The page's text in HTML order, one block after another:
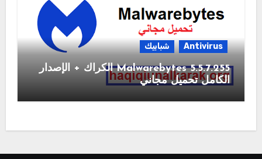
Antivirus شبابيك
Malwarebytes 5.5.7.255 الكراك + الإصدار
الكامل تحميل مجاني